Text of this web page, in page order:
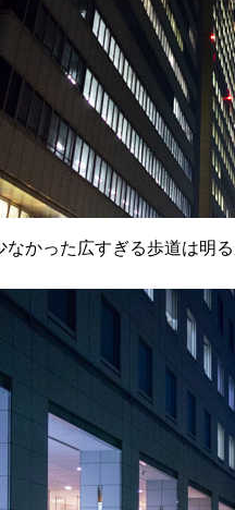
なかった広すぎる歩道は明